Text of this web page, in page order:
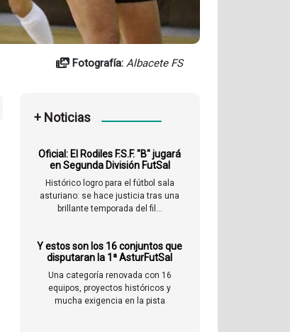
Fotografía: Albacete FS
+ Noticias
Oficial: El Rodiles F.S.F. "B" jugará
en Segunda División FutSal
Histórico logro para el fútbol sala
asturiano: se hace justicia tras una
brillante temporada del fil...
Y estos son los 16 conjuntos que
disputaran la 1ª AsturFutSal
Una categoría renovada con 16
equipos, proyectos históricos y
mucha exigencia en la pista